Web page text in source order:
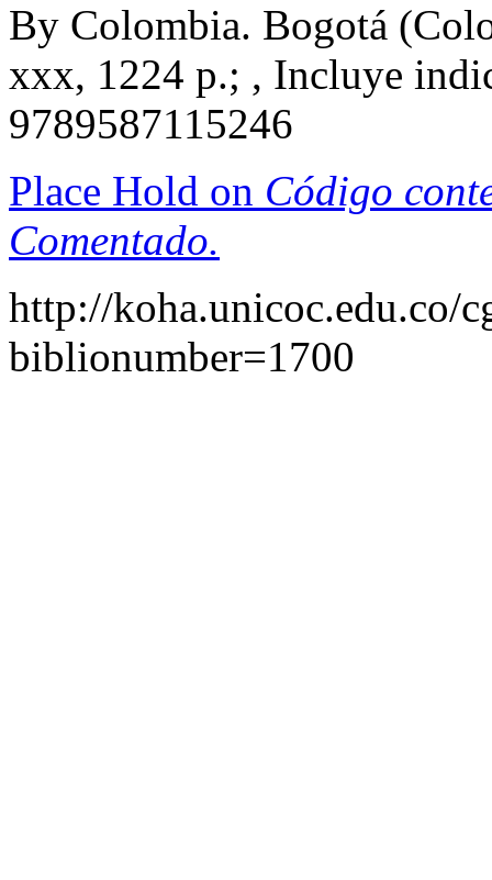
By Colombia. Bogotá
xxx, 1224 p.; , Incluye
9789587115246
Place Hold on Código
Comentado.
http://koha.unicoc.edu.co/
biblionumber=1700